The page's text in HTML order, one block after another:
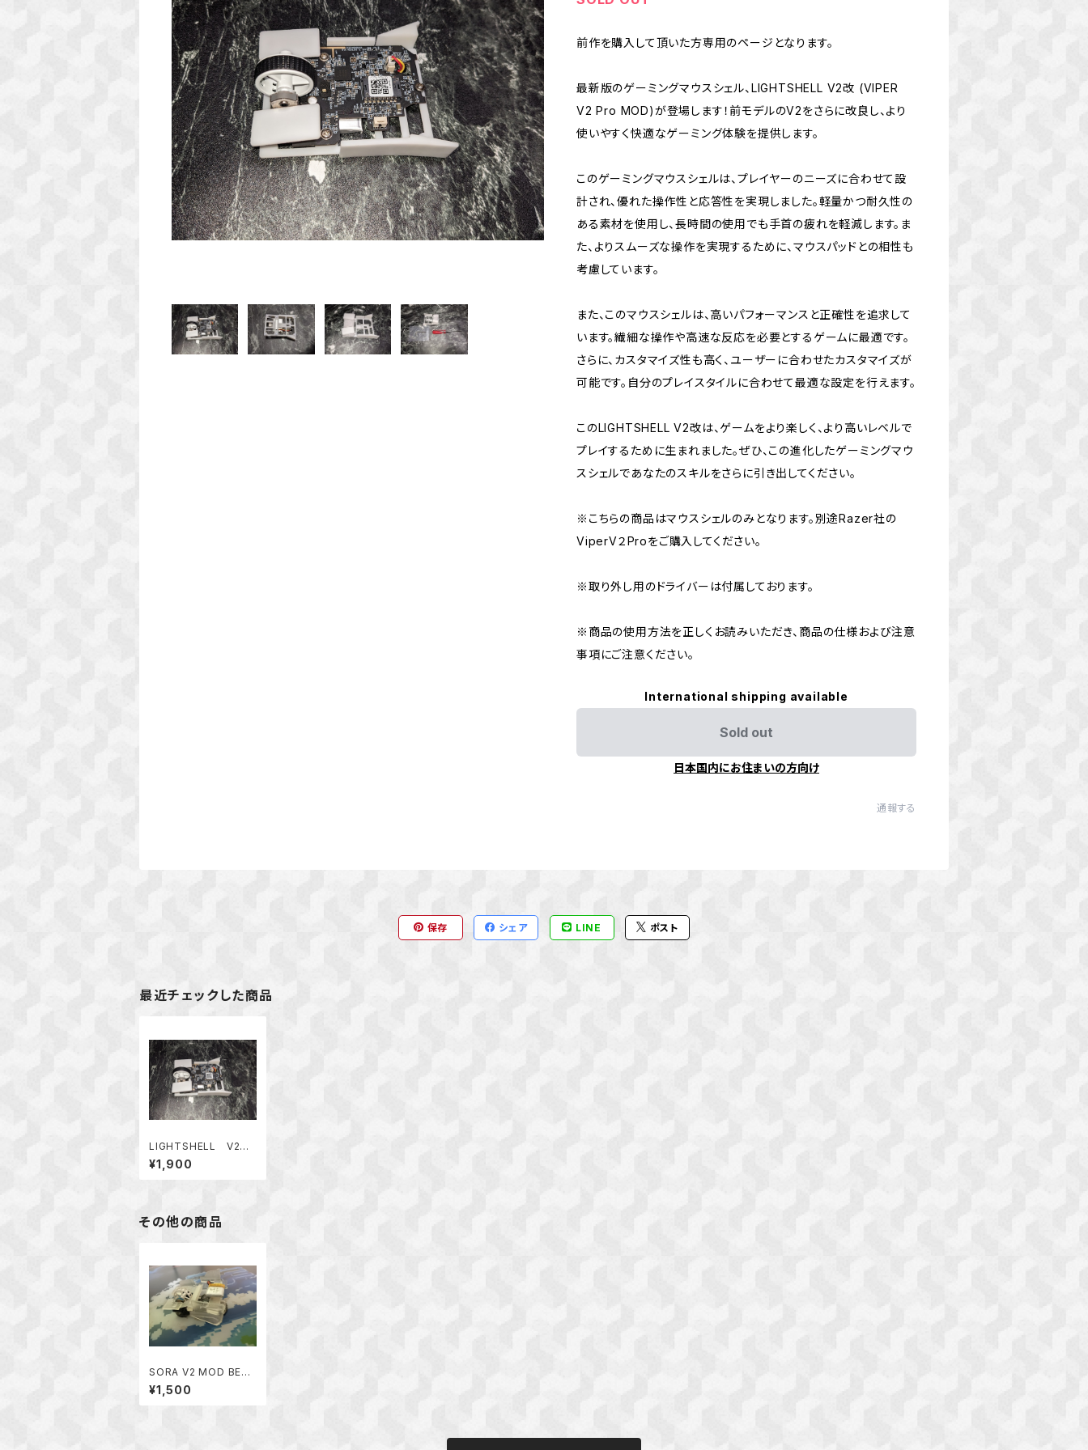
前作を購入して頂いた方専用のページとなります。
最新版のゲーミングマウスシェル、LIGHTSHELL V2改 (VIPER
V2 Pro MOD)が登場します！前モデルのV2をさらに改良し、より
使いやすく快適なゲーミング体験を提供します。
このゲーミングマウスシェルは、プレイヤーのニーズに合わせて設
計され、優れた操作性と応答性を実現しました。軽量かつ耐久性の
ある素材を使用し、長時間の使用でも手首の疲れを軽減します。ま
た、よりスムーズな操作を実現するために、マウスパッドとの相性も
考慮しています。
また、このマウスシェルは、高いパフォーマンスと正確性を追求して
います。繊細な操作や高速な反応を必要とするゲームに最適です。
さらに、カスタマイズ性も高く、ユーザーに合わせたカスタマイズが
可能です。自分のプレイスタイルに合わせて最適な設定を行えます。
このLIGHTSHELL V2改は、ゲームをより楽しく、より高いレベルで
プレイするために生まれました。ぜひ、この進化したゲーミングマウ
スシェルであなたのスキルをさらに引き出してください。
※こちらの商品はマウスシェルのみとなります。別途Razer社の
ViperV２Proをご購入してください。
※取り外し用のドライバーは付属しております。
※商品の使用方法を正しくお読みいただき、商品の仕様および注意
事項にご注意ください。
International shipping available
Sold out
日本国内にお住まいの方向け
通報する
保存 シェア LINE ポスト
最近チェックした商品
LIGHTSHELL V2
改 (VIPER V2 Pro M
OD)
¥1,900
その他の商品
SORA V2 MOD BETA
Ver.i7
¥1,500